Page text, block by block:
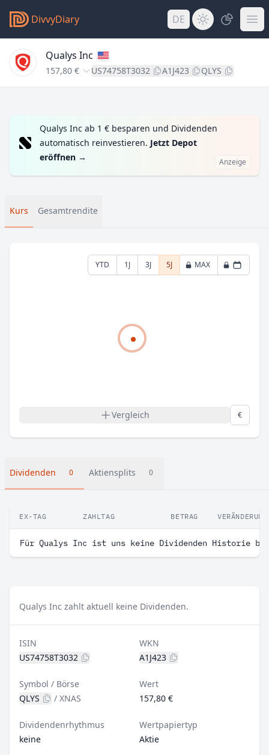
DivvyDiary DE
Qualys Inc
157,80 € US74758T3032 A1J423 QLYS
Qualys Inc ab 1 € besparen und Dividenden
automatisch reinvestieren. Jetzt Depot
eröffnen → Anzeige
Kurs Gesamtrendite
YTD 1J 3J 5J MAX
Vergleich €
Dividenden 0 Aktiensplits 0
EX-TAG ZAHLTAG BETRAG VERÄNDERUNG
Für Qualys Inc ist uns keine Dividenden Historie
Qualys Inc zahlt aktuell keine Dividenden.
ISIN
US74758T3032
WKN
A1J423
Symbol / Börse
QLYS
/ XNAS
Wert
157,80 €
Dividendenrhythmus
keine
Wertpapiertyp
Aktie